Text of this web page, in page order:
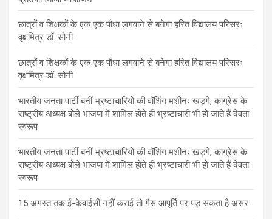
छात्रों व शिक्षकों के एक एक पौधा लगवाने से बनेगा हरित विद्यालय परिसरः
वृक्षमित्र डॉ. सोनी
छात्रों व शिक्षकों के एक एक पौधा लगवाने से बनेगा हरित विद्यालय परिसरः
वृक्षमित्र डॉ. सोनी
भारतीय जनता पार्टी बनीं भ्रष्टाचारियों की वॉशिंग मशीनः खड़गे, कांग्रेस के
राष्ट्रीय अध्यक्ष बोले भाजपा में शामिल होते ही भ्रष्टाचारी भी हो जाते हैं देवता
स्वरूप
भारतीय जनता पार्टी बनीं भ्रष्टाचारियों की वॉशिंग मशीनः खड़गे, कांग्रेस के
राष्ट्रीय अध्यक्ष बोले भाजपा में शामिल होते ही भ्रष्टाचारी भी हो जाते हैं देवता
स्वरूप
15 अगस्त तक ई-केवाईसी नहीं कराई तो गैस आपूर्ति पर पड़ सकता है असर